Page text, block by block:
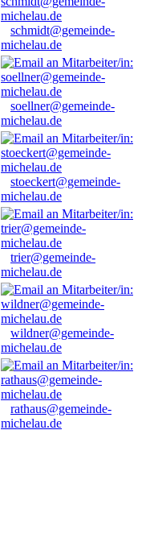
schmidt@gemeinde-
michelau.de
soellner@gemeinde-
michelau.de
stoeckert@gemeinde-
michelau.de
trier@gemeinde-
michelau.de
wildner@gemeinde-
michelau.de
rathaus@gemeinde-
michelau.de